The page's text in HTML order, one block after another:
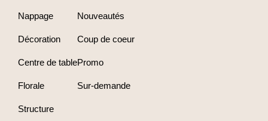
Nappage
Décoration
Centre de table
Florale
Structure
Nouveautés
Coup de coeur
Promo
Sur-demande